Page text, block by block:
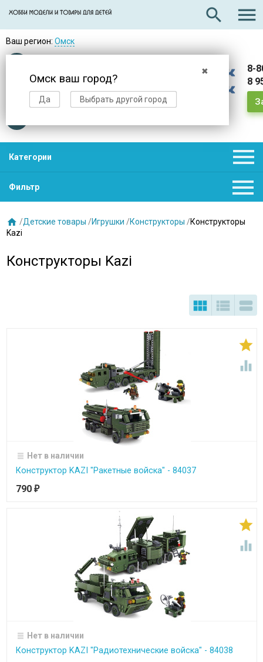
search 
Ваш регион: Омск
✖
Омск ваш город?
Да Выбрать другой город
Доставкав день заказа
8-
8
Категории 
Фильтр 
 /Детские товары /Игрушки /Конструкторы /Конструкторы
Kazi
Конструкторы Kazi
  


Нет в наличии
Конструктор KAZI "Ракетные войска" - 84037
790 ₽


Нет в наличии
Конструктор KAZI "Радиотехнические войска" - 84038